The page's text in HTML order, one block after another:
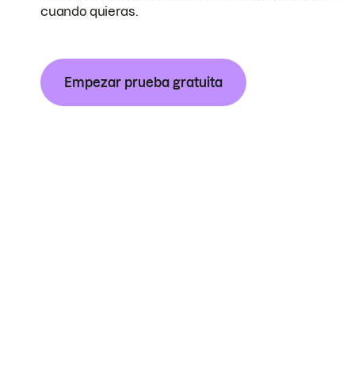
cuando quieras.
Empezar prueba gratuita